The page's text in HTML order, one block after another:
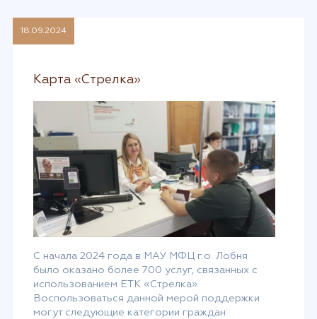
18.09.2024
Карта «Стрелка»
С начала 2024 года в МАУ МФЦ г.о. Лобня
было оказано более 700 услуг, связанных с
использованием ЕТК «Стрелка».
Воспользоваться данной мерой поддержки
могут следующие категории граждан: